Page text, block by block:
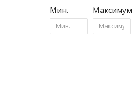
Мин. Максимум